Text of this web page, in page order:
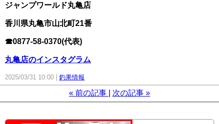
ジャンプワールド丸亀店
香川県丸亀市山北町21番
☎0877-58-0370(代表)
丸亀店のインスタグラム
2025/03/31 10:00 釣果情報
« 前の記事 次の記事 »